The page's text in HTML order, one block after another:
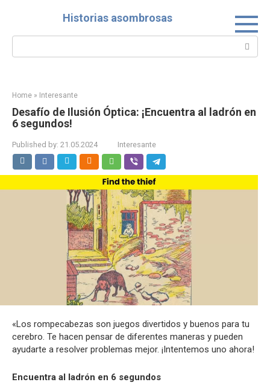
Historias asombrosas
Search:
Home » Interesante
Desafío de Ilusión Óptica: ¡Encuentra al ladrón en
6 segundos!
Published by: 21.05.2024 Interesante
«Los rompecabezas son juegos divertidos y buenos para tu
cerebro. Te hacen pensar de diferentes maneras y pueden
ayudarte a resolver problemas mejor. ¡Intentemos uno ahora!
Encuentra al ladrón en 6 segundos